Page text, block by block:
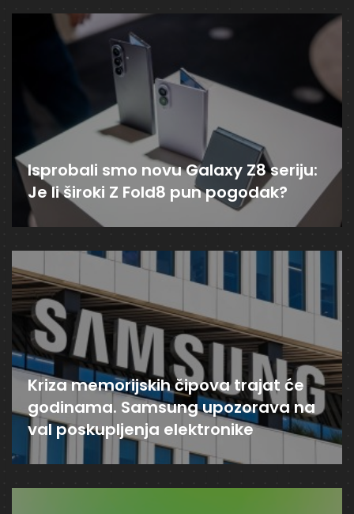
Isprobali smo novu Galaxy Z8 seriju:
Je li široki Z Fold8 pun pogodak?
Kriza memorijskih čipova trajat će
godinama. Samsung upozorava na
val poskupljenja elektronike